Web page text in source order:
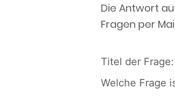
Die Antwort
Fragen per
Titel der Frage:
Welche Frage